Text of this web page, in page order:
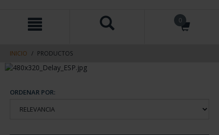
contenido
navegacin
0
INICIO PRODUCTOS
ORDENAR POR: